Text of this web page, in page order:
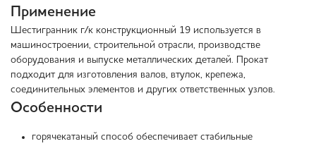
Применение
Шестигранник г/к конструкционный 19 используется в
машиностроении, строительной отрасли, производстве
оборудования и выпуске металлических деталей. Прокат
подходит для изготовления валов, втулок, крепежа,
соединительных элементов и других ответственных узлов.
Особенности
горячекатаный способ обеспечивает стабильные